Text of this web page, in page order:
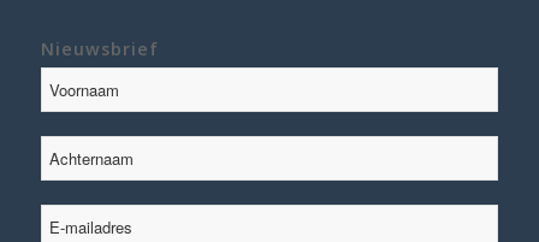
Nieuwsbrief